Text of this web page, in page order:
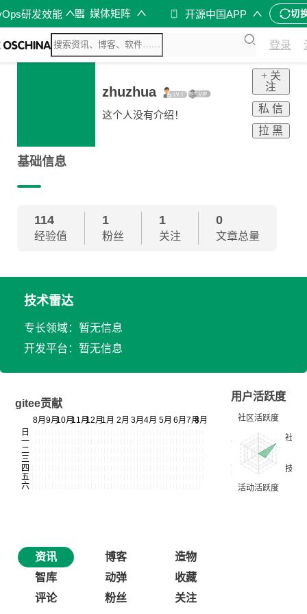
研发效能 媒体矩阵 开源中国APP 切
登录
zhuzhua
这个人没有介绍！
+ 关
注
私 信
拉 黑
基础信息
114
经验值
1
粉丝
1
关注
0
文章总量
技术雷达
专长领域：暂无信息
开发平台：暂无信息
gitee贡献
用户活跃度
资讯 博客
造物
智库
动弹
收藏
评论
粉丝 关注